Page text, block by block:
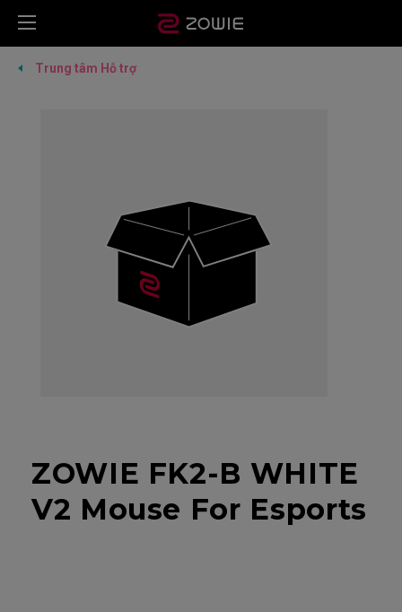
Trung tâm Hỗ trợ
ZOWIE FK2-B WHITE
V2 Mouse For Esports